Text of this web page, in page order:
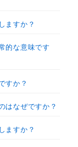
ますか？
的な意味です
すか？
はなぜですか？
ますか？